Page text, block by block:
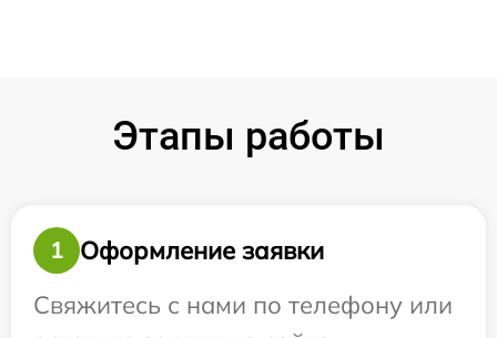
Этапы работы
1
Оформление заявки
Свяжитесь с нами по телефону или